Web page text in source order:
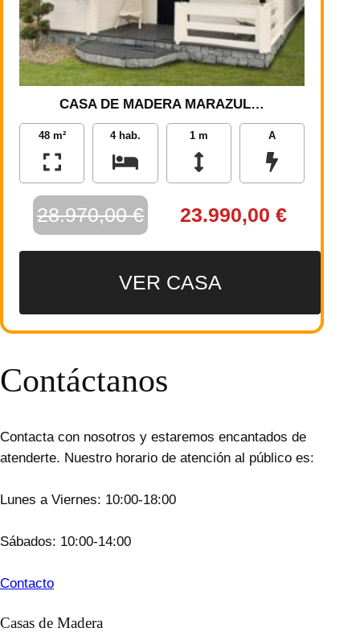
CASA DE MADERA MARAZUL…
48 m² 4 hab. 1 m A
28.970,00 € 23.990,00 €
VER CASA
Contáctanos
Contacta con nosotros y estaremos encantados de
atenderte. Nuestro horario de atención al público es:
Lunes a Viernes: 10:00-18:00
Sábados: 10:00-14:00
Contacto
Casas de Madera